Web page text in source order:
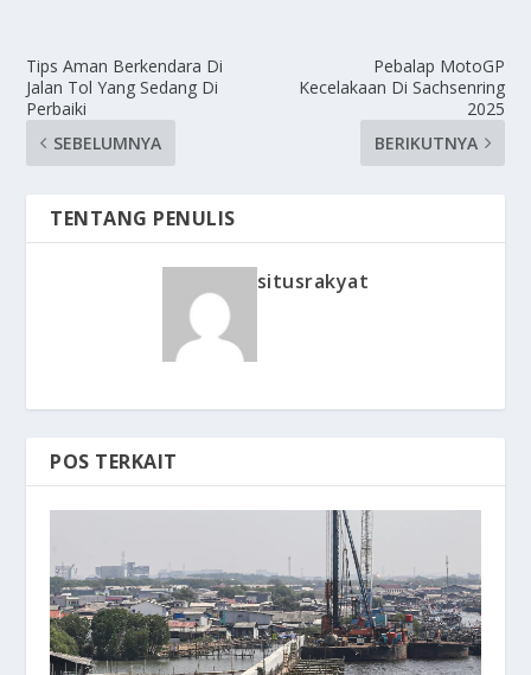
Tips Aman Berkendara Di
Jalan Tol Yang Sedang Di
Perbaiki
SEBELUMNYA
Pebalap MotoGP
Kecelakaan Di Sachsenring
2025
BERIKUTNYA
TENTANG PENULIS
situsrakyat
POS TERKAIT